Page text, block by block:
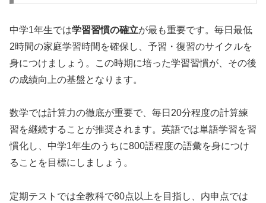
中学1年生では学習習慣の確立が最も重要です。毎日最低
2時間の家庭学習時間を確保し、予習・復習のサイクルを
身につけましょう。この時期に培った学習習慣が、その後
の成績向上の基盤となります。
数学では計算力の徹底が重要で、毎日20分程度の計算練
習を継続することが推奨されます。英語では単語学習を習
慣化し、中学1年生のうちに800語程度の語彙を身につけ
ることを目標にしましょう。
定期テストでは全教科で80点以上を目指し、内申点では